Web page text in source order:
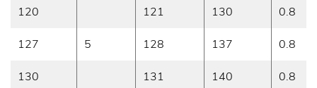
120 121 130 0.8
127 5 128 137 0.8
130 131 140 0.8